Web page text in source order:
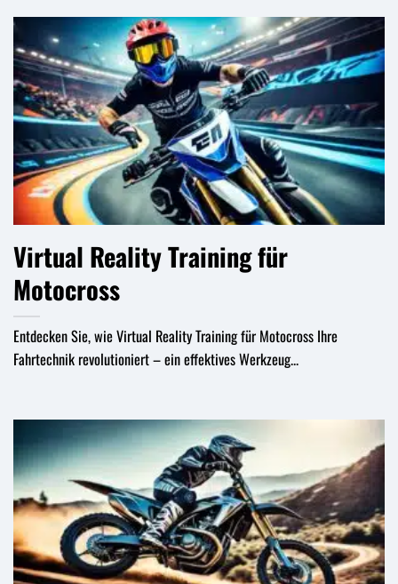
Virtual Reality Training für
Motocross
Entdecken Sie, wie Virtual Reality Training für Motocross Ihre
Fahrtechnik revolutioniert – ein effektives Werkzeug...